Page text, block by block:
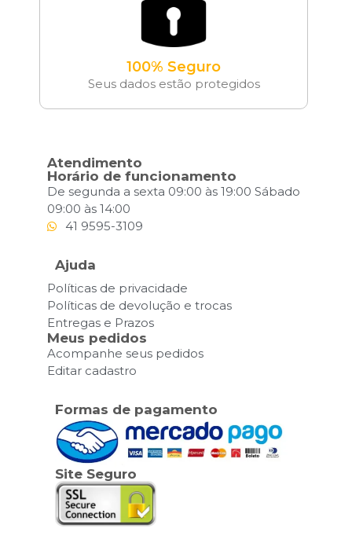
100% Seguro
Seus dados estão protegidos
Atendimento
Horário de funcionamento
De segunda a sexta 09:00 às 19:00 Sábado
09:00 às 14:00
41 9595-3109
Ajuda
Políticas de privacidade
Políticas de devolução e trocas
Entregas e Prazos
Meus pedidos
Acompanhe seus pedidos
Editar cadastro
Formas de pagamento
Site Seguro